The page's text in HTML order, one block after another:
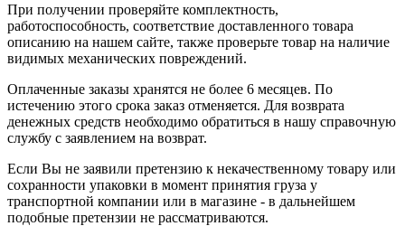
При получении проверяйте комплектность,
работоспособность, соответствие доставленного товара
описанию на нашем сайте, также проверьте товар на наличие
видимых механических повреждений.
Оплаченные заказы хранятся не более 6 месяцев. По
истечению этого срока заказ отменяется. Для возврата
денежных средств необходимо обратиться в нашу справочную
службу с заявлением на возврат.
Если Вы не заявили претензию к некачественному товару или
сохранности упаковки в момент принятия груза у
транспортной компании или в магазине - в дальнейшем
подобные претензии не рассматриваются.